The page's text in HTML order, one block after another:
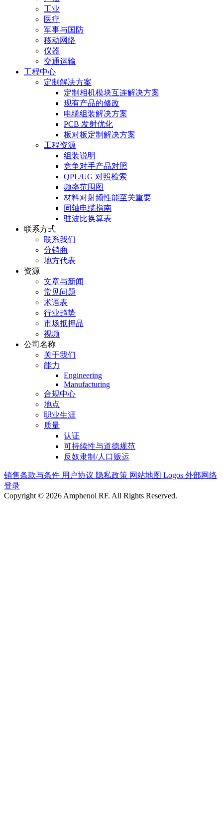
工业
医疗
军事与国防
移动网络
仪器
交通运输
工程中心
定制解决方案
定制相机模块互连解决方案
现有产品的修改
电缆组装解决方案
PCB 发射优化
板对板定制解决方案
工程资源
组装说明
竞争对手产品对照
QPL/UG 对照检索
频率范围图
材料对射频性能至关重要
同轴电缆指南
驻波比换算表
联系方式
联系我们
分销商
地方代表
资源
文章与新闻
常见问题
术语表
行业趋势
市场抵押品
视频
公司名称
关于我们
能力
Engineering
Manufacturing
合规中心
地点
职业生涯
质量
认证
可持续性与道德规范
反奴隶制/人口贩运
销售条款与条件 用户协议 隐私政策 网站地图 Logos 外部网络
登录
Copyright © 2026 Amphenol RF. All Rights Reserved.